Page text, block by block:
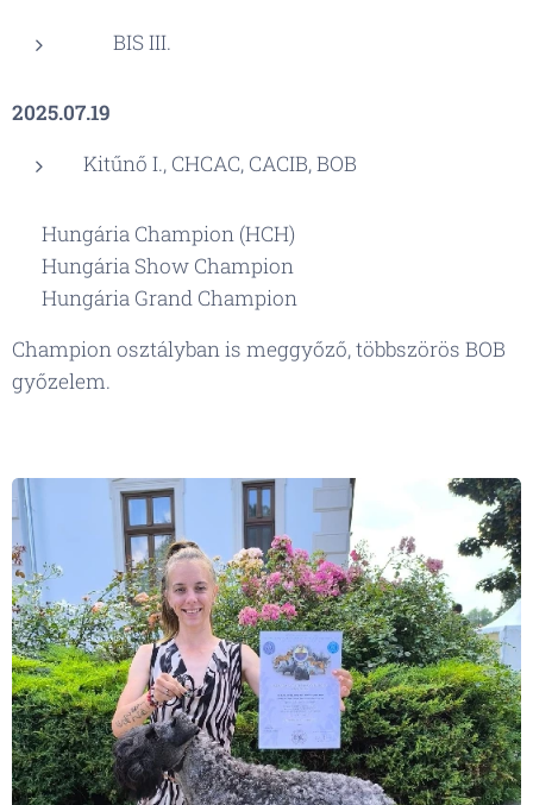
🏆 BIS III.
2025.07.19
Kitűnő I., CHCAC, CACIB, BOB
🏆 Hungária Champion (HCH)
🏆 Hungária Show Champion
🏆 Hungária Grand Champion
Champion osztályban is meggyőző, többszörös BOB
győzelem.